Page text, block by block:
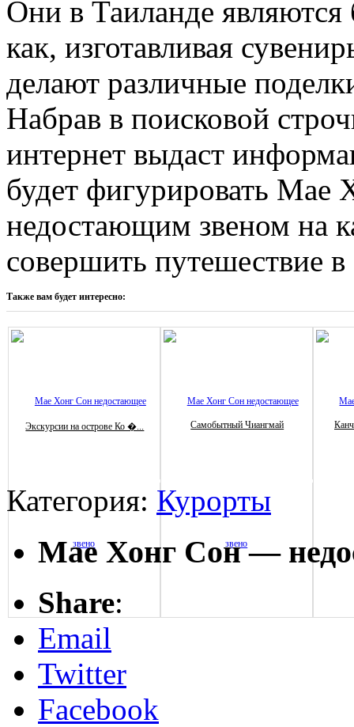
Они в Таиланде являются
как, изготавливая
делают различные
Набрав в поисковой
интернет выдаст
будет фигурировать Мае
недостающим звеном на
совершить путешествие
Также вам будет интересно:
Экскурсии на острове Ко �... Самобытный Чиангмай
Категория: Курорты
Мае Хонг Сон —
Share:
Email
Twitter
Facebook